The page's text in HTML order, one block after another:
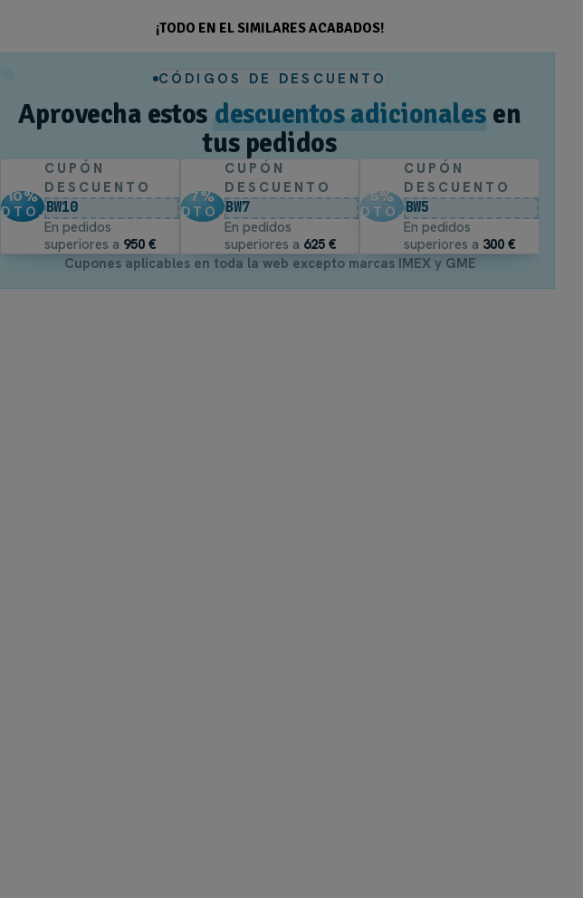
¡TODO EN EL SIMILARES ACABADOS!
CÓDIGOS DE DESCUENTO
Aprovecha estos descuentos adicionales en
tus pedidos
10%
DTO.
CUPÓN
DESCUENTO
BW10
En pedidos
superiores a 950 €
7%
DTO.
CUPÓN
DESCUENTO
BW7
En pedidos
superiores a 625 €
5%
DTO.
CUPÓN
DESCUENTO
BW5
En pedidos
superiores a 300 €
Cupones aplicables en toda la web excepto marcas IMEX y GME